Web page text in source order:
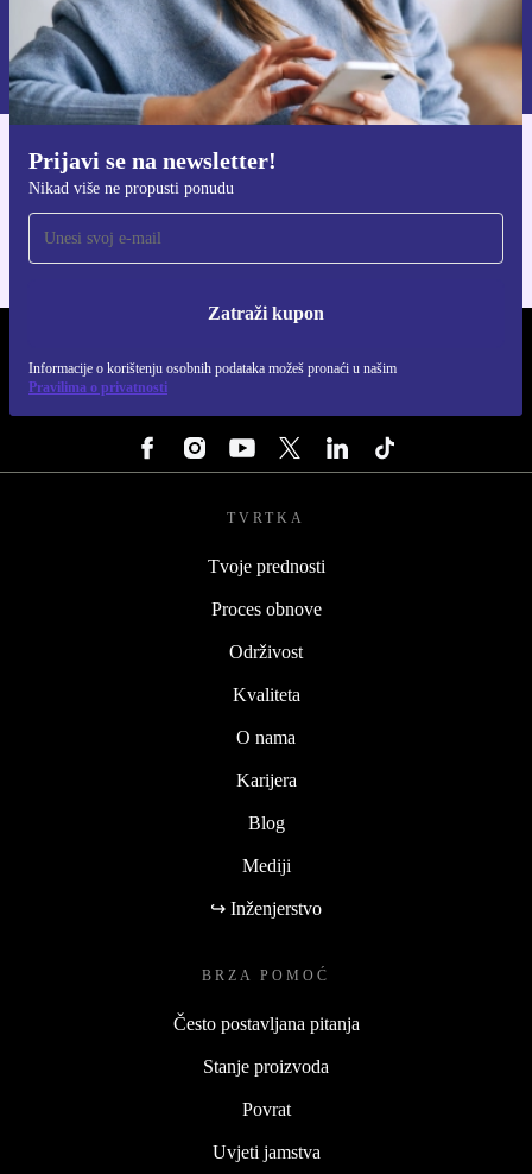
Prijavi se na newsletter!
Nikad više ne propusti ponudu
Zatraži kupon
Informacije o korištenju osobnih podataka možeš pronaći u našim
Pravilima o privatnosti
Zatraži kupon
Informacije o korištenju osobnih podataka možeš pronaći u našim
Pravilima privatnosti.
Preuzmi refurbed aplikaciju
Za iOS i Android
TVRTKA
Tvoje prednosti
Proces obnove
Održivost
Kvaliteta
O nama
Karijera
Blog
Mediji
↪ Inženjerstvo
BRZA POMOĆ
Često postavljana pitanja
Stanje proizvoda
Povrat
Uvjeti jamstva